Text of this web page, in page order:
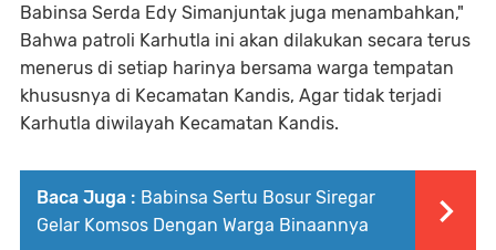
Babinsa Serda Edy Simanjuntak juga menambahkan,"
Bahwa patroli Karhutla ini akan dilakukan secara terus
menerus di setiap harinya bersama warga tempatan
khususnya di Kecamatan Kandis, Agar tidak terjadi
Karhutla diwilayah Kecamatan Kandis.
Baca Juga : Babinsa Sertu Bosur Siregar
Gelar Komsos Dengan Warga Binaannya